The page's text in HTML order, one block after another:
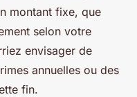
montant fixe, que
selon votre
envisager de
annuelles ou des
fin.